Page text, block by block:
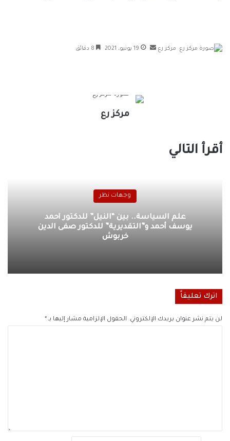
مركز رع
أرسل19 يونيو، 2021
مركز رع
أقرأ التالي
وجهات نظر
علم السياسة.. بين “النيل” للدكتور أحمد
يوسف أحمد و”التقديرية” للدكتور صفى الدين
خربوش
اترك تعليقاً
لن يتم نشر عنوان بريدك الإلكتروني. الحقول الإلزامية مشار إليها بـ *